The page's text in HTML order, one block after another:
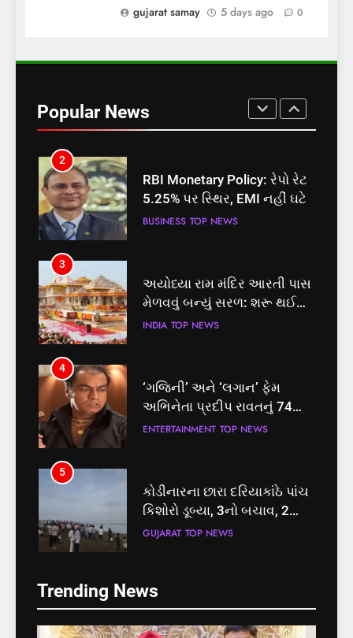
gujarat samay
5 days ago 0
Popular News
પોલ ખોલી, મૂક્યો પ્રતિબંધ
INDIA TOP NEWS
બેઠક પરથી પવન પાંડેને 2027
માટે બનાવાયા ઉમેદવાર
INDIA
2
RBI Monetary Policy: રેપો રેટ
5.25% પર સ્થિર, EMI નહીં ઘટે
BUSINESS TOP NEWS
3
અયોધ્યા રામ મંદિર આરતી પાસ
મેળવવું બન્યું સરળ: શરૂ થઈ
તત્કાલ સુવિધા, જાણો સંપૂર્ણ
INDIA TOP NEWS
4
‘ગજિની’ અને ‘લગાન’ ફેમ
અભિનેતા પ્રદીપ રાવતનું 74
વર્ષની વયે નિધન, બ્લડ કેન્સર
ENTERTAINMENT TOP NEWS
5
કોડીનારના છારા દરિયાકાંઠે પાંચ
કિશોરો ડૂબ્યા, 3નો બચાવ, 2
લાપતા
GUJARAT TOP NEWS
પાસપોર્ટ વેરિફિકેશન માટે હવે
મુક્તિ,ગુજરાતમાં વેરિફિકેશન
Trending Newsકોડીનારના છારા દરિયાકાંઠે પાંચ
કિશોરો ડૂબ્યા, 3નો બચાવ, 2
લાપતા
GUJARAT TOP NEWS